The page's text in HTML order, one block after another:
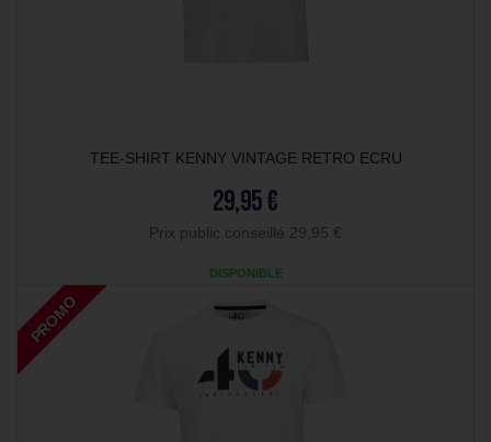
TEE-SHIRT KENNY VINTAGE RETRO ECRU
29,95 €
Prix public conseillé 29,95 €
DISPONIBLE
PROMO